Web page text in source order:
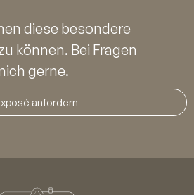
diese besondere
können. Bei Fragen
gerne.
anfordern